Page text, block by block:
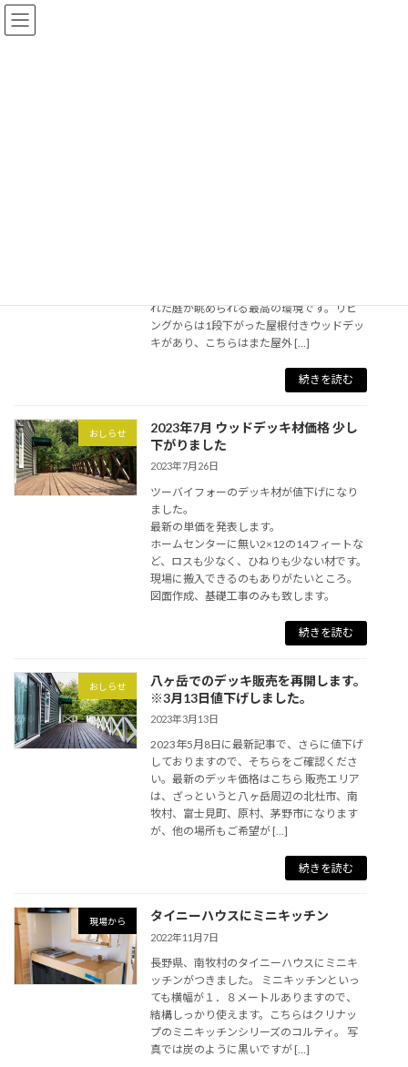
コ
ン
ナ
ビ
れた庭が眺められる最高の環境です。リビ
ングからは1段下がった屋根付きウッドデッ
キがあり、こちらはまた屋外 […]
続きを読む
おしらせ
2023年7月 ウッドデッキ材価格 少し
下がりました
2023年7月26日
ツーバイフォーのデッキ材が値下げになり
ました。
最新の単価を発表します。
ホームセンターに無い2×12の14フィートな
ど、ロスも少なく、ひねりも少ない材です。
現場に搬入できるのもありがたいところ。
図面作成、基礎工事のみも致します。
続きを読む
おしらせ
八ヶ岳でのデッキ販売を再開します。
※3月13日値下げしました。
2023年3月13日
2023年5月8日に最新記事で、さらに値下げ
しておりますので、そちらをご確認くださ
い。最新のデッキ価格はこちら 販売エリア
は、ざっというと八ヶ岳周辺の北杜市、南
牧村、富士見町、原村、茅野市になります
が、他の場所もご希望が […]
続きを読む
現場から タイニーハウスにミニキッチン
2022年11月7日
長野県、南牧村のタイニーハウスにミニキ
ッチンがつきました。 ミニキッチンといっ
ても横幅が１．８メートルありますので、
結構しっかり使えます。こちらはクリナッ
プのミニキッチンシリーズのコルティ。 写
真では炭のように黒いですが […]